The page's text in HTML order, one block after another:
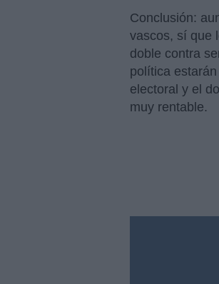
Conclusión:
vascos, sí que
doble contra
política
electoral y el
muy rentable.